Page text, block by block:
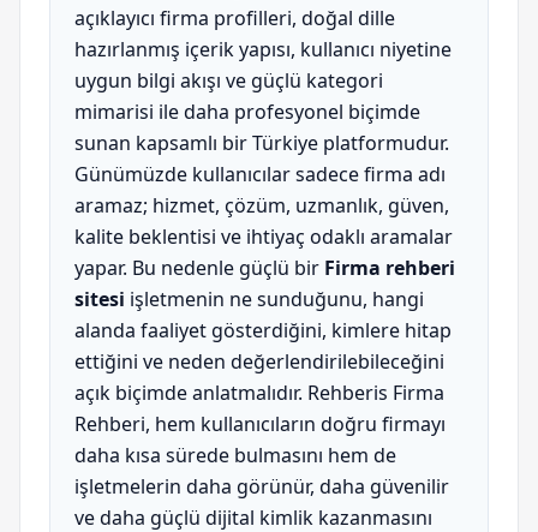
açıklayıcı firma profilleri, doğal dille
hazırlanmış içerik yapısı, kullanıcı niyetine
uygun bilgi akışı ve güçlü kategori
mimarisi ile daha profesyonel biçimde
sunan kapsamlı bir Türkiye platformudur.
Günümüzde kullanıcılar sadece firma adı
aramaz; hizmet, çözüm, uzmanlık, güven,
kalite beklentisi ve ihtiyaç odaklı aramalar
yapar. Bu nedenle güçlü bir Firma rehberi
sitesi işletmenin ne sunduğunu, hangi
alanda faaliyet gösterdiğini, kimlere hitap
ettiğini ve neden değerlendirilebileceğini
açık biçimde anlatmalıdır. Rehberis Firma
Rehberi, hem kullanıcıların doğru firmayı
daha kısa sürede bulmasını hem de
işletmelerin daha görünür, daha güvenilir
ve daha güçlü dijital kimlik kazanmasını